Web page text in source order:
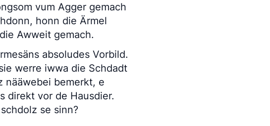
vum Agger gemach
honn die Ärmel
Awweit gemach.
absoludes Vorbild.
werre iwwa die Schdadt
nääwebei bemerkt, e
direkt vor de Hausdier.
se sinn?